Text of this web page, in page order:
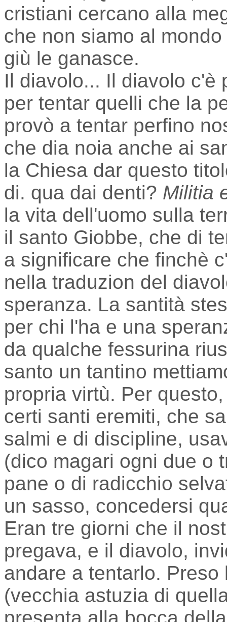
cristiani cercano alla
che non siamo al
giù le ganasce.
Il diavolo... Il diavolo c'è
per tentar quelli che la
provò a tentar perfino
che dia noia anche ai
la Chiesa dar questo
di. qua dai denti? Militia
la vita dell'uomo sulla
il santo Giobbe, che di
a significare che finchè
nella traduzion del
speranza. La santità
per chi l'ha e una
da qualche fessurina
santo un tantino
propria virtù. Per
certi santi eremiti, che
salmi e di discipline,
(dico magari ogni due o
pane o di radicchio
un sasso, concedersi
Eran tre giorni che il
pregava, e il diavolo,
andare a tentarlo.
(vecchia astuzia di